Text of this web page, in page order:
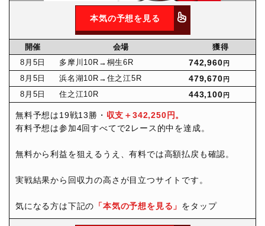
本気の予想を見る
開催 会場
獲得
8月 5日 多摩川10R →桐生6R 742,960 円
8月 5日 浜名湖10R →住之江5R 479,670 円
8月 5日 住之江10R 443,100 円
無料予想は19戦13勝・ 収支＋342,250円。
有料予想は参加4回すべてで2レース的中を達成。
無料から利益を狙えるうえ、有料では高額払戻も確認。
実戦結果から回収力の高さが目立つサイトです。
気になる方は下記の 「本気の予想を見る」 をタップ